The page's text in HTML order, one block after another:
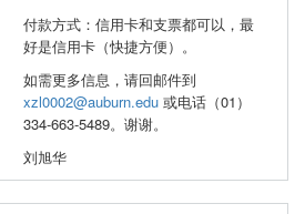
付款方式：信用卡和支票都可以，最
好是信用卡（快捷方便）。
如需更多信息，请回邮件到
xzl0002@auburn.edu 或电话（01）
334-663-5489。谢谢。
刘旭华